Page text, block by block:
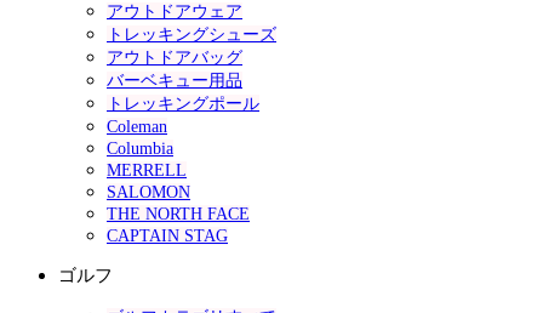
アウトドアウェア
トレッキングシューズ
アウトドアバッグ
バーベキュー用品
トレッキングポール
Coleman
Columbia
MERRELL
SALOMON
THE NORTH FACE
CAPTAIN STAG
ゴルフ